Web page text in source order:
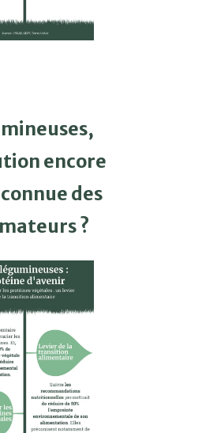
encore
des
?